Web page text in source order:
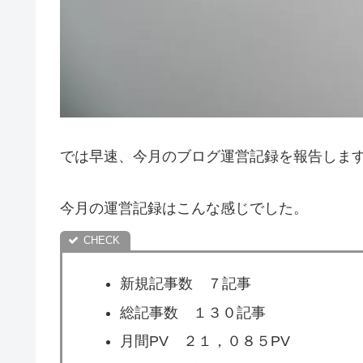
では早速、今月のブログ運営記録を報告しま
今月の運営記録はこんな感じでした。
新規記事数 ７記事
総記事数 １３０記事
月間PV ２１，０８５PV